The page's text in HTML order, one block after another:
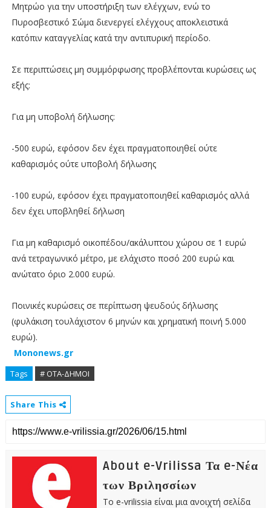
Μητρώο για την υποστήριξη των ελέγχων, ενώ το
Πυροσβεστικό Σώμα διενεργεί ελέγχους αποκλειστικά
κατόπιν καταγγελίας κατά την αντιπυρική περίοδο.
Σε περιπτώσεις μη συμμόρφωσης προβλέπονται κυρώσεις ως
εξής:
Για μη υποβολή δήλωσης:
-500 ευρώ, εφόσον δεν έχει πραγματοποιηθεί ούτε
καθαρισμός ούτε υποβολή δήλωσης
-100 ευρώ, εφόσον έχει πραγματοποιηθεί καθαρισμός αλλά
δεν έχει υποβληθεί δήλωση
Για μη καθαρισμό οικοπέδου/ακάλυπτου χώρου σε 1 ευρώ
ανά τετραγωνικό μέτρο, με ελάχιστο ποσό 200 ευρώ και
ανώτατο όριο 2.000 ευρώ.
Ποινικές κυρώσεις σε περίπτωση ψευδούς δήλωσης
(φυλάκιση τουλάχιστον 6 μηνών και χρηματική ποινή 5.000
ευρώ).
Mononews.gr
Tags # ΟΤΑ-ΔΗΜΟΙ
Share This
About e-Vrilissa Τα e-Νέα
των Βριλησσίων
Το e-vrilissia είναι μια ανοιχτή σελίδα